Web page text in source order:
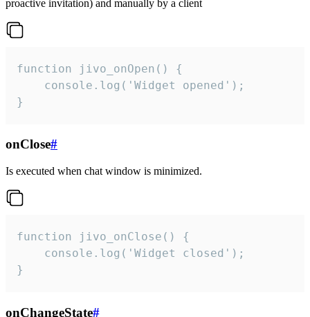
proactive invitation) and manually by a client
function jivo_onOpen() {
    console.log('Widget opened');
}
onClose#
Is executed when chat window is minimized.
function jivo_onClose() {
    console.log('Widget closed');
}
onChangeState#